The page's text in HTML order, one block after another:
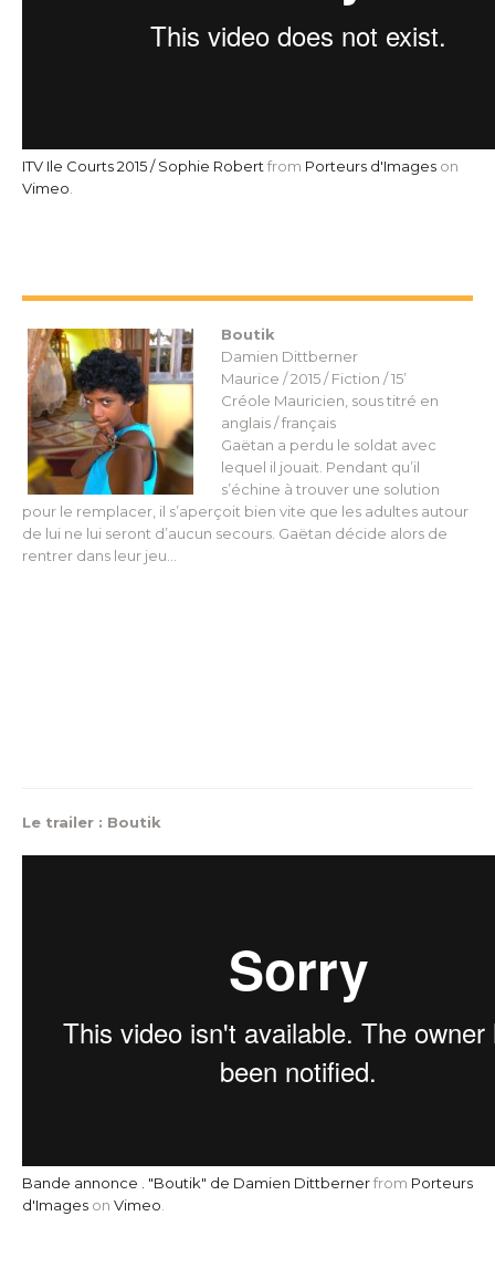
ITV Ile Courts 2015 / Sophie Robertfrom Porteurs d'Images on
Vimeo.
Boutik
Damien Dittberner
Maurice / 2015 / Fiction / 15’
Créole Mauricien, sous titré en
anglais / français
Gaëtan a perdu le soldat avec
lequel il jouait. Pendant qu’il
s’échine à trouver une solution
pour le remplacer, il s’aperçoit bien vite que les adultes autour
de lui ne lui seront d’aucun secours. Gaëtan décide alors de
rentrer dans leur jeu…
Le trailer : Boutik
Bande annonce . "Boutik" de Damien Dittbernerfrom Porteurs
d'Images on Vimeo